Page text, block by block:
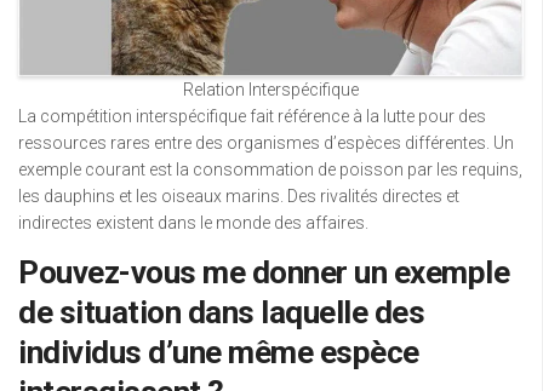
Relation Interspécifique
La compétition interspécifique fait référence à la lutte pour des
ressources rares entre des organismes d’espèces différentes. Un
exemple courant est la consommation de poisson par les requins,
les dauphins et les oiseaux marins. Des rivalités directes et
indirectes existent dans le monde des affaires.
Pouvez-vous me donner un exemple
de situation dans laquelle des
individus d’une même espèce